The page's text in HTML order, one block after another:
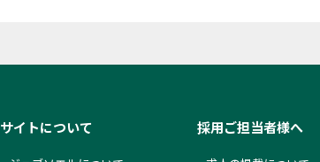
サイトについて 採用ご担当者様へ